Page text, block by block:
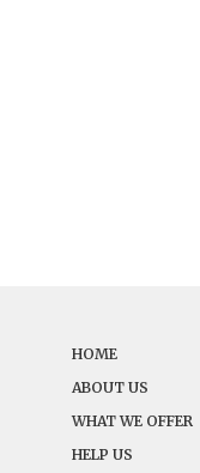
HOME
ABOUT US
WHAT WE OFFER
HELP US